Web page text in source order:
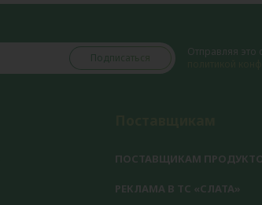
Подписаться
Отправляя это
ПОСТАВЩИКАМ
РЕКЛАМА В ТС «СЛАТА»